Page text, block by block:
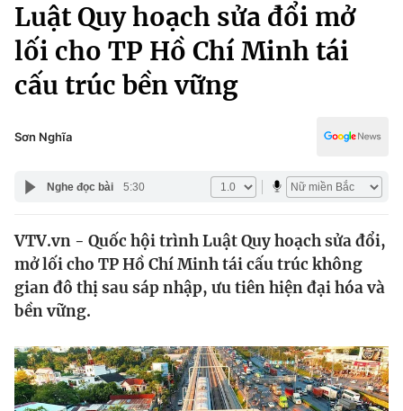
Chuyên mục
Chính trị
Thế giới
Tin tức
Thế giới đó đây
Câu chuyện quốc tế
Tài chính
Thị trường
Dữ liệu và đời sống
Pháp luật
Kinh tế
Thể thao
Truyền hình
Giáo dục
Luật Quy hoạch sửa đổi mở
lối cho TP Hồ Chí Minh tái
cấu trúc bền vững
Sơn Nghĩa
Nghe đọc bài 5:30
VTV.vn - Quốc hội trình Luật Quy hoạch sửa đổi,
mở lối cho TP Hồ Chí Minh tái cấu trúc không
gian đô thị sau sáp nhập, ưu tiên hiện đại hóa và
bền vững.